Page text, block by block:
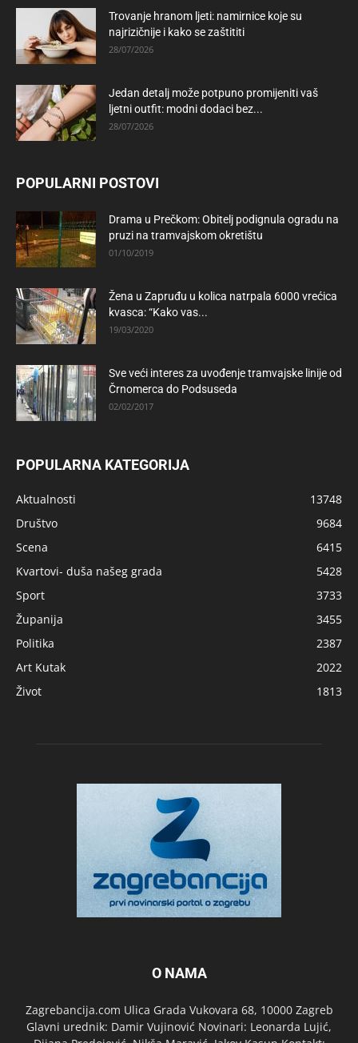
Trovanje hranom ljeti: namirnice koje su
najrizičnije i kako se zaštititi
28/07/2026
Jedan detalj može potpuno promijeniti vaš
ljetni outfit: modni dodaci bez...
28/07/2026
POPULARNI POSTOVI
Drama u Prečkom: Obitelj podignula ogradu na
pruzi na tramvajskom okretištu
01/10/2019
Žena u Zapruđu u kolica natrpala 6000 vrećica
kvasca: “Kako vas...
19/03/2020
Sve veći interes za uvođenje tramvajske linije od
Črnomerca do Podsuseda
02/02/2017
POPULARNA KATEGORIJA
Aktualnosti
13748
Društvo
9684
Scena
6415
Kvartovi- duša našeg grada
5428
Sport
3733
Županija
3455
Politika
2387
Art Kutak
2022
Život
1813
O NAMA
Zagrebancija.com Ulica Grada Vukovara 68, 10000 Zagreb
Glavni urednik: Damir Vujinović Novinari: Leonarda Lujić,